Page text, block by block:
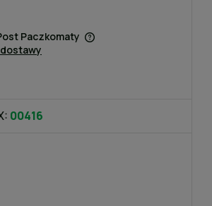
Paczkomaty
ewentualnych kosztów płatności
00416